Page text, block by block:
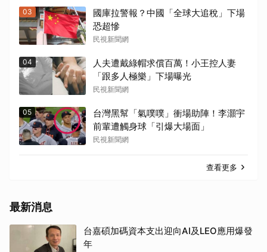
03
國庫拉警報？中國「全球大追稅」下場
恐超慘
民視新聞網
04
人夫遭戴綠帽求償百萬！小王控人妻
「跟多人極樂」下場曝光
民視新聞網
05
台灣黑幫「氣噗噗」衝場助陣！李灝宇
前輩遭觸身球「引爆大場面」
民視新聞網
查看更多
最新消息
台嘉碩加碼資本支出迎向AI及LEO應用爆發
年